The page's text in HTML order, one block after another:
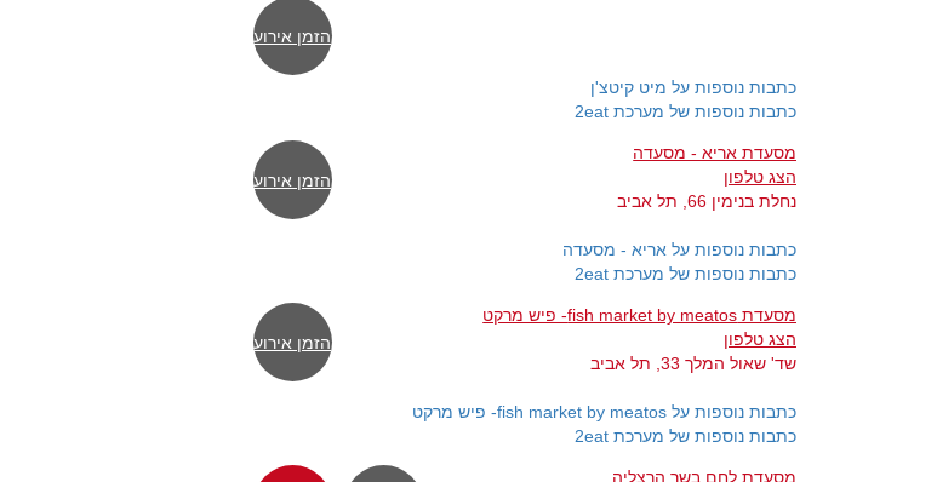
הזמן אירוע
כתבות נוספות על מיט קיטצ'ן
כתבות נוספות של מערכת 2eat
מסעדת אריא - מסעדה
הצג טלפון
נחלת בנימין 66, תל אביב
הזמן אירוע
כתבות נוספות על אריא - מסעדה
כתבות נוספות של מערכת 2eat
מסעדת fish market by meatos- פיש מרקט
הצג טלפון
שד' שאול המלך 33, תל אביב
הזמן אירוע
כתבות נוספות על fish market by meatos- פיש מרקט
כתבות נוספות של מערכת 2eat
מסעדת לחם בשר הרצליה